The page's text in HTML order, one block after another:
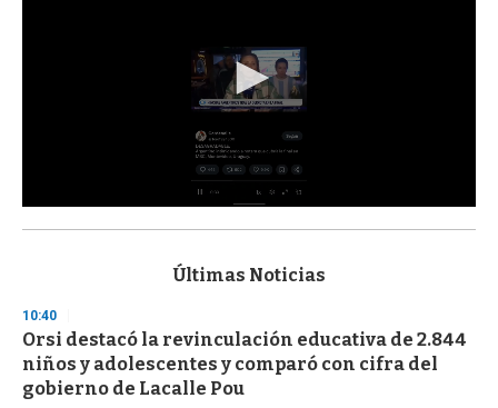
s
d
s
o
f
3
Últimas Noticias
10:40
Orsi destacó la revinculación educativa de 2.844
niños y adolescentes y comparó con cifra del
gobierno de Lacalle Pou